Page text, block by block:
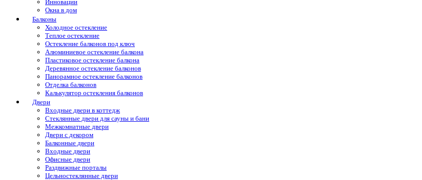
Инновации
Окна в дом
Балконы
Холодное остекление
Теплое остекление
Остекление балконов под ключ
Алюминиевое остекление балкона
Пластиковое остекление балкона
Деревянное остекление балконов
Панорамное остекление балконов
Отделка балконов
Калькулятор остекления балконов
Двери
Входные двери в коттедж
Стеклянные двери для сауны и бани
Межкомнатные двери
Двери с декором
Балконные двери
Входные двери
Офисные двери
Раздвижные порталы
Цельностеклянные двери